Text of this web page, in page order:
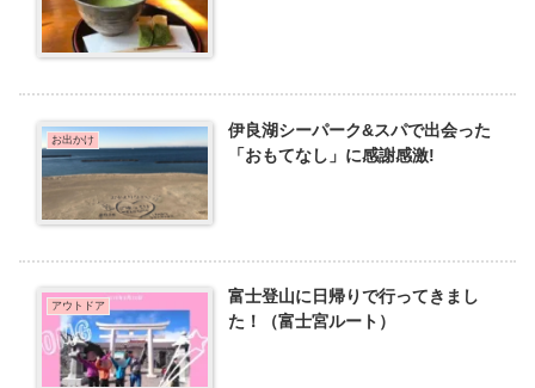
お出かけ
伊良湖シーパーク&スパで出会った
「おもてなし」に感謝感激!
アウトドア
富士登山に日帰りで行ってきまし
た！（富士宮ルート）